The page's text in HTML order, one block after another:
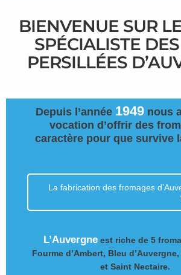
BIENVENUE SUR
SPÉCIALISTE
PERSILLÉES
Depuis l’année 1949 nous
vocation d’offrir des
caractère pour que survive
La fabrication des fromages
L’Auvergne est riche de 5
Fourme d’Ambert, Bleu
et Saint Nectaire.